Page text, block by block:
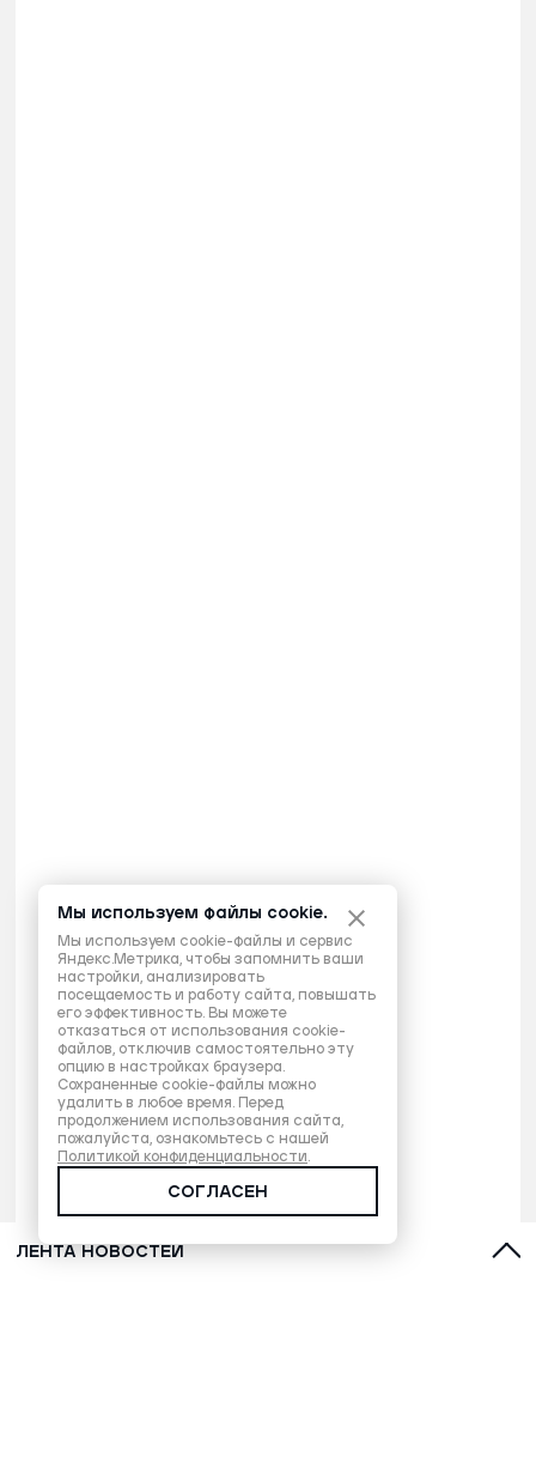
ЛЕНТА НОВОСТЕЙ
Мы используем файлы cookie.
Мы используем cookie-файлы и сервис
Яндекс.Метрика, чтобы запомнить ваши
настройки, анализировать
посещаемость и работу сайта, повышать
его эффективность. Вы можете
отказаться от использования cookie-
файлов, отключив самостоятельно эту
опцию в настройках браузера.
Сохраненные cookie-файлы можно
удалить в любое время. Перед
продолжением использования сайта,
пожалуйста, ознакомьтесь с нашей
Политикой конфиденциальности.
СОГЛАСЕН